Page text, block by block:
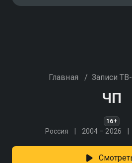
Главная / Записи
ЧП
16+
Россия 2004 – 2026